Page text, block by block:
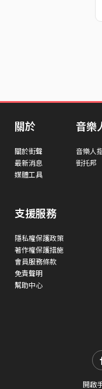
關於
關於街聲
最新消息
媒體工具
音樂
音樂人
街托邦
支援服務
隱私權保護政策
著作權保護措施
會員服務條款
免責聲明
幫助中心
開啟